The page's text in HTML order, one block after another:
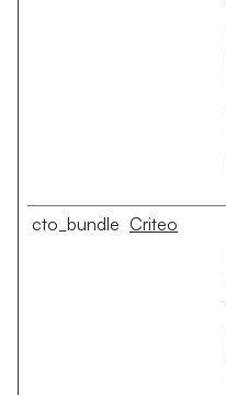
cto_bundle Criteo